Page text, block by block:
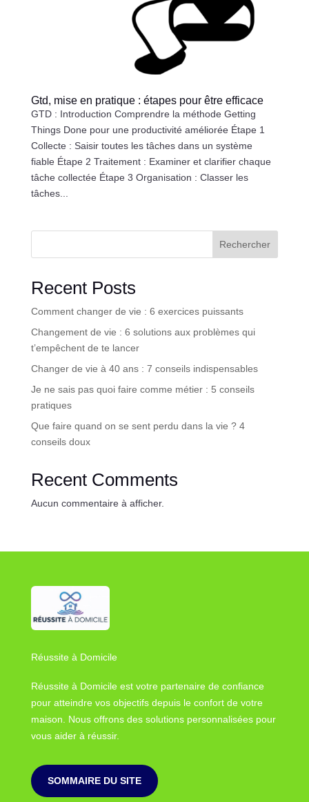
Gtd, mise en pratique : étapes pour être efficace
GTD : Introduction Comprendre la méthode Getting
Things Done pour une productivité améliorée Étape 1
Collecte : Saisir toutes les tâches dans un système
fiable Étape 2 Traitement : Examiner et clarifier chaque
tâche collectée Étape 3 Organisation : Classer les
tâches...
Rechercher
Recent Posts
Comment changer de vie : 6 exercices puissants
Changement de vie : 6 solutions aux problèmes qui
t’empêchent de te lancer
Changer de vie à 40 ans : 7 conseils indispensables
Je ne sais pas quoi faire comme métier : 5 conseils
pratiques
Que faire quand on se sent perdu dans la vie ? 4
conseils doux
Recent Comments
Aucun commentaire à afficher.
Réussite à Domicile
Réussite à Domicile est votre partenaire de confiance
pour atteindre vos objectifs depuis le confort de votre
maison. Nous offrons des solutions personnalisées pour
vous aider à réussir.
SOMMAIRE DU SITE